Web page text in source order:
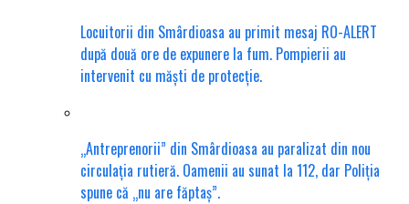
Locuitorii din Smârdioasa au primit mesaj RO-ALERT
după două ore de expunere la fum. Pompierii au
intervenit cu măști de protecție.
„Antreprenorii” din Smârdioasa au paralizat din nou
circulația rutieră. Oamenii au sunat la 112, dar Poliția
spune că „nu are făptaș”.